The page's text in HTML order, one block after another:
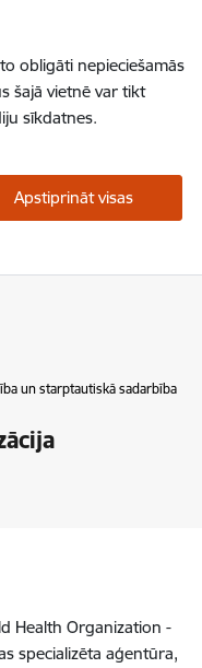
obligāti nepieciešamās
šajā vietnē var tikt
sīkdatnes.
Apstiprināt visas
un starptautiskā sadarbība
Health Organization -
specializēta aģentūra,